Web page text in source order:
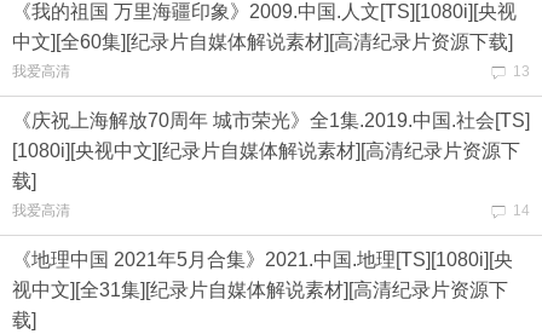
13
《我的祖国 万里海疆印象》2009.中国.人文[TS][1080i][央视
中文][全60集][纪录片自媒体解说素材][高清纪录片资源下载]
我爱高清
14
《庆祝上海解放70周年 城市荣光》全1集.2019.中国.社会[TS]
[1080i][央视中文][纪录片自媒体解说素材][高清纪录片资源下
载]
我爱高清
《地理中国 2021年5月合集》2021.中国.地理[TS][1080i][央
视中文][全31集][纪录片自媒体解说素材][高清纪录片资源下
载]